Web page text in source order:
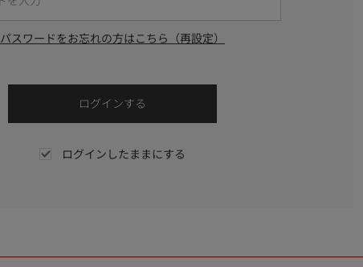
パスワードをお忘れの方はこちら（再設定）
ログインしたままにする